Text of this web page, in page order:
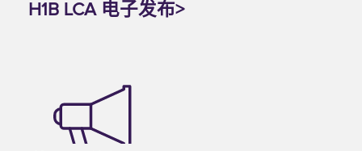
H1B LCA 电子发布>